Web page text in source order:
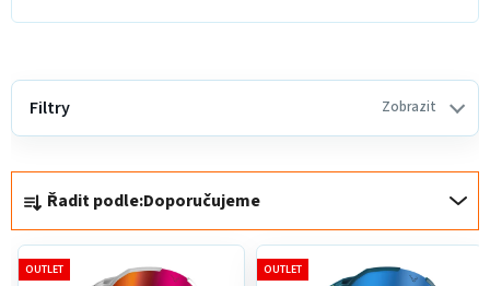
a
z
e
Řadit podle:Doporučujeme
Filtry Zobrazit
V
p
p
r
OUTLET OUTLET